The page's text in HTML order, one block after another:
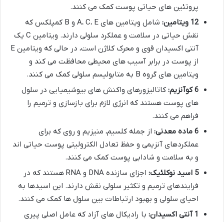
پروتئین های حیاتی پوست کمک می کنند.
12 ویتامین:
شامل ویتامین های A، C، E و B کمپلکس که
نقش حیاتی در سلامت و عملکرد سلولی دارند. ویتامین C یک
آنتی اکسیدان قوی و محرک کلاژن است، در حالی که ویتامین E
از پوست در برابر آسیب های محیطی محافظت می کند و
ویتامین های گروه B به متابولیسم سلولی کمک می کنند.
6 کوآنزیم:
کاتالیزورهای واکنش های بیوشیمیایی در سلول
های پوست هستند که انرژی لازم برای بازسازی و ترمیم را
فراهم می کنند.
6 ماده معدنی:
از جمله کلسیم، منیزیم و روی که برای
عملکردهای آنزیمی و حفظ تعادل الکترولیتی پوست حیاتی اند
و به سلامت و شادابی پوست کمک می کنند.
5 اسید نوکلئیک:
اجزای سازنده DNA و RNA هستند که در
فرایندهای ترمیم و تکثیر سلولی نقش دارند. این اسیدها به
احیای سلولی و بهبود ارتباطات بین سلول ها کمک می کنند.
1 آنتی اکسیدان:
با رادیکال های آزاد که عامل اصلی پیری